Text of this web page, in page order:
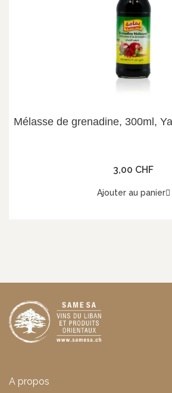
Mélasse de grenadine, 300ml,
3,00 CHF
Ajouter au panier
A propos